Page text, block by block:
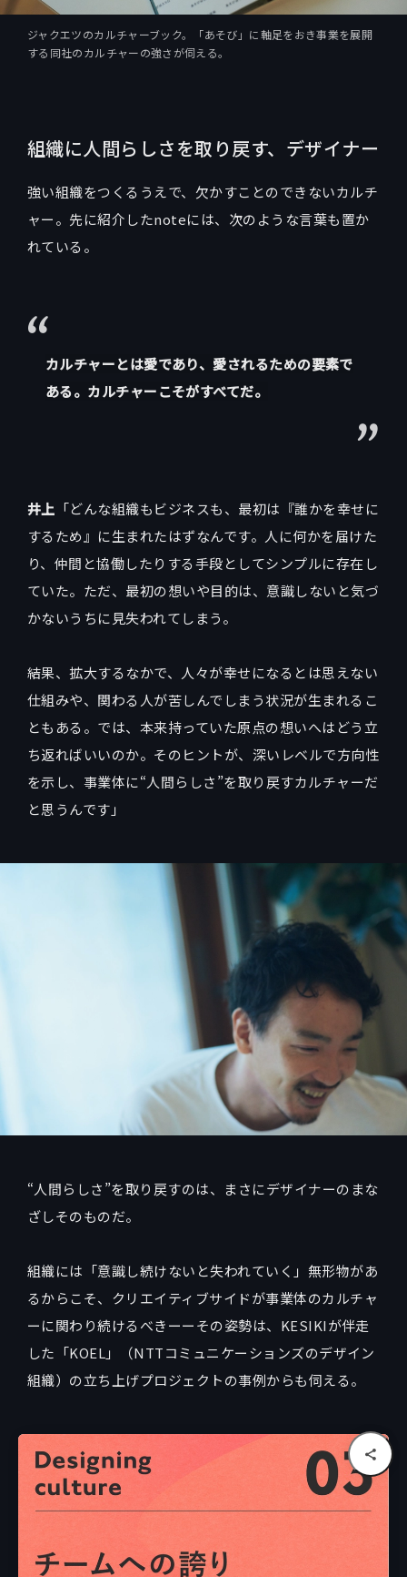
ジャクエツのカルチャーブック。「あそび」に軸足をおき事業を展開
する同社のカルチャーの強さが伺える。
組織に人間らしさを取り戻す、デザイナー
強い組織をつくるうえで、欠かすことのできないカルチ
ャー。先に紹介したnoteには、次のような言葉も置か
れている。
カルチャーとは愛であり、愛されるための要素で
ある。カルチャーこそがすべてだ。
井上 「どんな組織もビジネスも、最初は『誰かを幸せに
するため』に生まれたはずなんです。人に何かを届けた
り、仲間と協働したりする手段としてシンプルに存在し
ていた。ただ、最初の想いや目的は、意識しないと気づ
かないうちに見失われてしまう。
結果、拡大するなかで、人々が幸せになるとは思えない
仕組みや、関わる人が苦しんでしまう状況が生まれるこ
ともある。では、本来持っていた原点の想いへはどう立
ち返ればいいのか。そのヒントが、深いレベルで方向性
を示し、事業体に“人間らしさ”を取り戻すカルチャーだ
と思うんです」
“人間らしさ”を取り戻すのは、まさにデザイナーのまな
ざしそのものだ。
組織には「意識し続けないと失われていく」無形物があ
るからこそ、クリエイティブサイドが事業体のカルチャ
ーに関わり続けるべきーーその姿勢は、KESIKIが伴走
した「KOEL」（NTTコミュニケーションズのデザイン
組織）の立ち上げプロジェクトの事例からも伺える。